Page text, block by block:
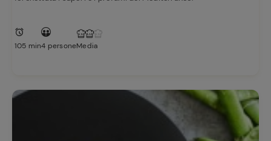
105 min4 personeMedia